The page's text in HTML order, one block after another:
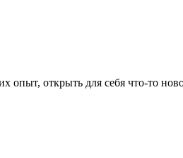
открыть для себя что-то